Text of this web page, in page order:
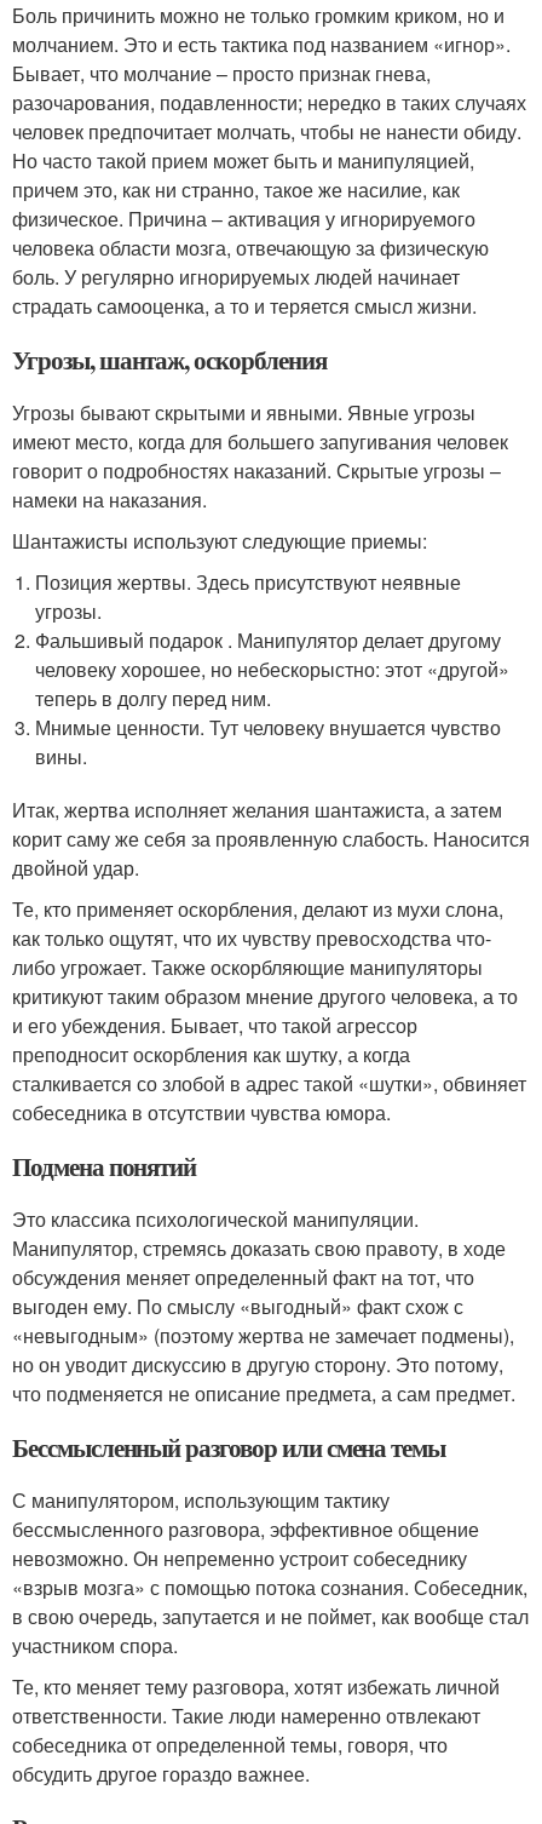
Боль причинить можно не только громким криком, но и
молчанием. Это и есть тактика под названием «игнор».
Бывает, что молчание – просто признак гнева,
разочарования, подавленности; нередко в таких случаях
человек предпочитает молчать, чтобы не нанести обиду.
Но часто такой прием может быть и манипуляцией,
причем это, как ни странно, такое же насилие, как
физическое. Причина – активация у игнорируемого
человека области мозга, отвечающую за физическую
боль. У регулярно игнорируемых людей начинает
страдать самооценка, а то и теряется смысл жизни.
Угрозы, шантаж, оскорбления
Угрозы бывают скрытыми и явными. Явные угрозы
имеют место, когда для большего запугивания человек
говорит о подробностях наказаний. Скрытые угрозы –
намеки на наказания.
Шантажисты используют следующие приемы:
Позиция жертвы. Здесь присутствуют неявные
угрозы.
Фальшивый подарок . Манипулятор делает другому
человеку хорошее, но небескорыстно: этот «другой»
теперь в долгу перед ним.
Мнимые ценности. Тут человеку внушается чувство
вины.
Итак, жертва исполняет желания шантажиста, а затем
корит саму же себя за проявленную слабость. Наносится
двойной удар.
Те, кто применяет оскорбления, делают из мухи слона,
как только ощутят, что их чувству превосходства что-
либо угрожает. Также оскорбляющие манипуляторы
критикуют таким образом мнение другого человека, а то
и его убеждения. Бывает, что такой агрессор
преподносит оскорбления как шутку, а когда
сталкивается со злобой в адрес такой «шутки», обвиняет
собеседника в отсутствии чувства юмора.
Подмена понятий
Это классика психологической манипуляции.
Манипулятор, стремясь доказать свою правоту, в ходе
обсуждения меняет определенный факт на тот, что
выгоден ему. По смыслу «выгодный» факт схож с
«невыгодным» (поэтому жертва не замечает подмены),
но он уводит дискуссию в другую сторону. Это потому,
что подменяется не описание предмета, а сам предмет.
Бессмысленный разговор или смена темы
С манипулятором, использующим тактику
бессмысленного разговора, эффективное общение
невозможно. Он непременно устроит собеседнику
«взрыв мозга» с помощью потока сознания. Собеседник,
в свою очередь, запутается и не поймет, как вообще стал
участником спора.
Те, кто меняет тему разговора, хотят избежать личной
ответственности. Такие люди намеренно отвлекают
собеседника от определенной темы, говоря, что
обсудить другое гораздо важнее.